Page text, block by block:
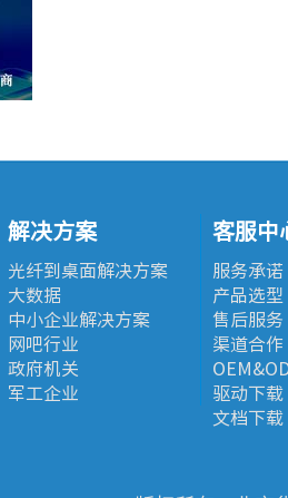
解决方案
光纤到桌面解决方案
大数据
中小企业解决方案
网吧行业
政府机关
军工企业
客服中
服务承诺
产品选型
售后服务
渠道合作
驱动下载
文档下载